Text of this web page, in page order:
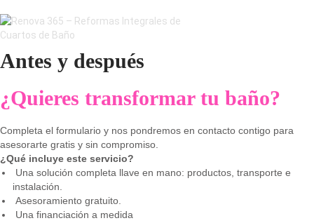
Antes y después
¿Quieres transformar tu baño?
Completa el formulario y nos pondremos en contacto contigo para
asesorarte gratis y sin compromiso.
¿Qué incluye este servicio?
Una solución completa llave en mano: productos, transporte e
instalación.
Asesoramiento gratuito.
Una financiación a medida